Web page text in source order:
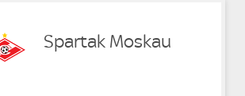
Spartak Moskau